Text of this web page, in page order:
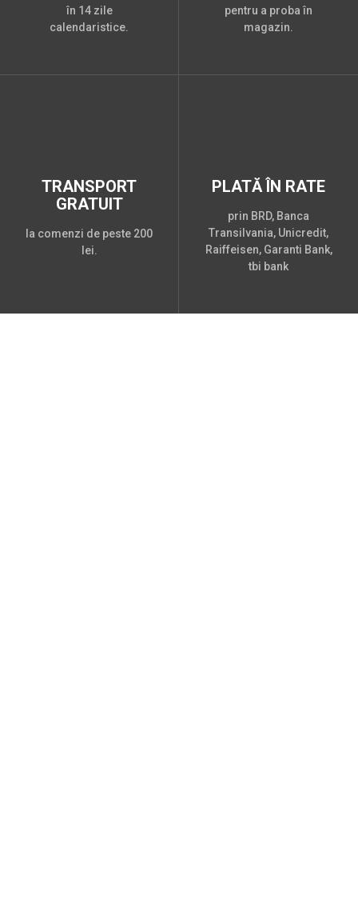
în 14 zile
calendaristice.
pentru a proba în
magazin.
TRANSPORT
GRATUIT
la comenzi de peste 200
lei.
PLATĂ ÎN RATE
prin BRD, Banca
Transilvania, Unicredit,
Raiffeisen, Garanti Bank,
tbi bank